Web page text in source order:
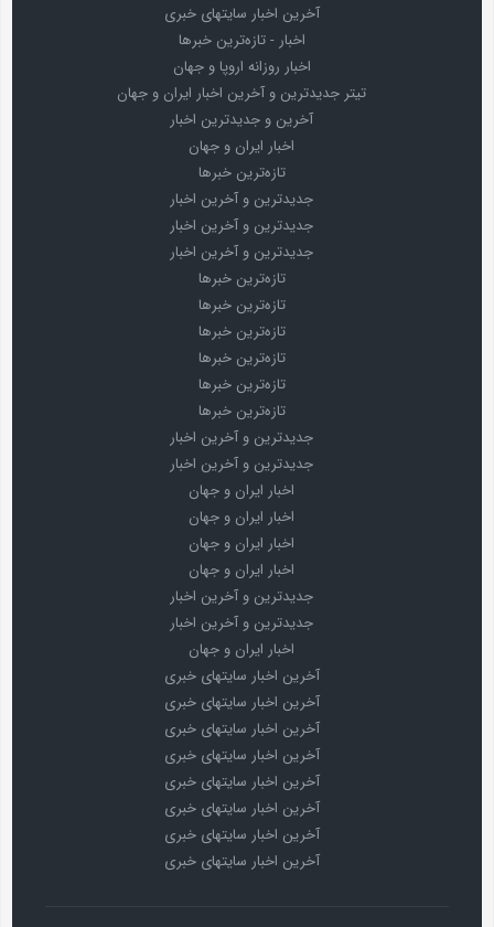
آخرین اخبار سایتهای خبری
اخبار - تازه‌ترین خبرها
اخبار روزانه اروپا و جهان
تیتر جدیدترین و آخرین اخبار ایران و جهان
آخرین و جدیدترین اخبار
اخبار ایران و جهان
تازه‌ترین خبرها
جدیدترین و آخرین اخبار
جدیدترین و آخرین اخبار
جدیدترین و آخرین اخبار
تازه‌ترین خبرها
تازه‌ترین خبرها
تازه‌ترین خبرها
تازه‌ترین خبرها
تازه‌ترین خبرها
تازه‌ترین خبرها
جدیدترین و آخرین اخبار
جدیدترین و آخرین اخبار
اخبار ایران و جهان
اخبار ایران و جهان
اخبار ایران و جهان
اخبار ایران و جهان
جدیدترین و آخرین اخبار
جدیدترین و آخرین اخبار
اخبار ایران و جهان
آخرین اخبار سایتهای خبری
آخرین اخبار سایتهای خبری
آخرین اخبار سایتهای خبری
آخرین اخبار سایتهای خبری
آخرین اخبار سایتهای خبری
آخرین اخبار سایتهای خبری
آخرین اخبار سایتهای خبری
آخرین اخبار سایتهای خبری